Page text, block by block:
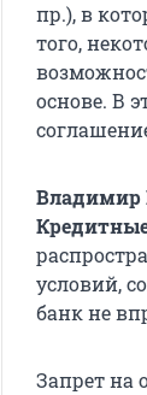
пр.), в
того,
основе. В
Владимир
условий,
банк не
Запрет на